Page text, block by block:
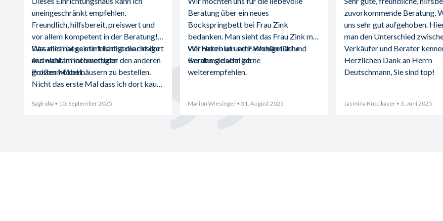
uneingeschränkt empfehlen.
Freundlich, hilfsbereit, preiswert und
vor allem kompetent in der Beratung!
Was mich begeistert hat ist die riesige
Auswahl an hochwertigen
Polstermöbeln.
Das alles hat es mir leicht gemacht dort
und nicht im Internet oder den anderen
großen Möbelhäusern zu bestellen.
Nicht das erste Mal dass ich dort kaufe
Sagiroba • 10. September 2025
Beratung über ein neues
Bockspringbett bei Frau Zink
bedanken. Man sieht das Frau Zink mit
viel Herzblut und Fachmännische
Beratung dabei ist.
Wir haben uns sehr Wohlgefühl und
werden sie sehr gerne
weiterempfehlen.
Marion Wiesinger • 31. August 2025
zuvorkommende Beratung.
uns sehr gut aufgehoben.
man den Unterschied
Verkäufer und Berater
Herzlichen Dank an Herrn
Deutschmann, Sie sind top!
Jasmina Kücükacer • 3. Juni 2025